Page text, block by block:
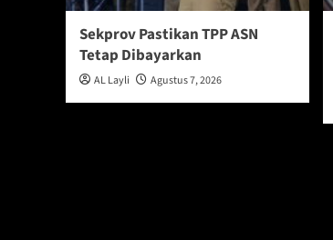
Sekprov Pastikan TPP ASN
Tetap Dibayarkan
AL Layli Agustus 7, 2026